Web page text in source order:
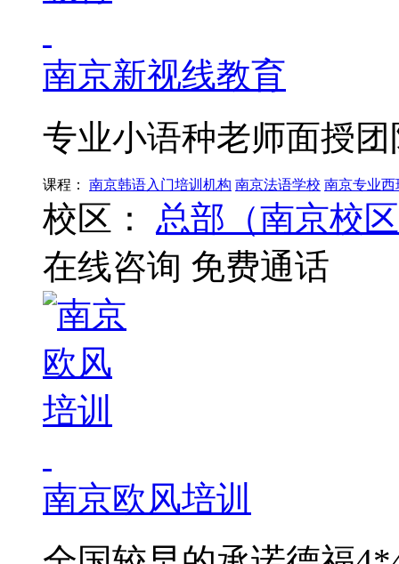
南京新视线教育
专业小语种老师面授
课程： 南京韩语入门培训机构 南京法语学校 南京专业
校区：
总部（南京校
在线咨询 免费通话
南京欧风培训